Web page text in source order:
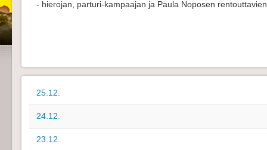
- hierojan, parturi-kampaajan ja Paula Noposen
25.12.
24.12.
23.12.